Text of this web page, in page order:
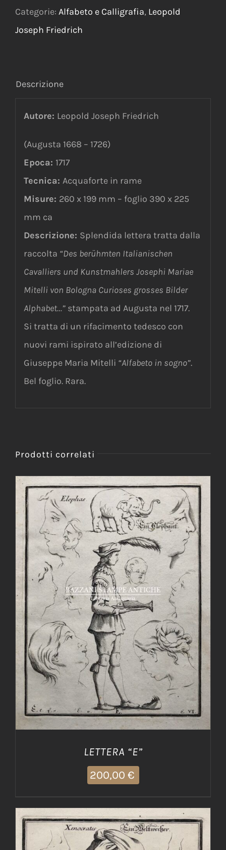
Categorie: Alfabeto e Calligrafia, Leopold
Joseph Friedrich
Descrizione
Autore: Leopold Joseph Friedrich
(Augusta 1668 – 1726)
Epoca: 1717
Tecnica: Acquaforte in rame
Misure: 260 x 199 mm – foglio 390 x 225
mm ca
Descrizione: Splendida lettera tratta dalla
raccolta “Des berühmten Italianischen
Cavalliers und Kunstmahlers Josephi Mariae
Mitelli von Bologna Curioses grosses Bilder
Alphabet…”stampata ad Augusta nel 1717.
Si tratta di un rifacimento tedesco con
nuovi rami ispirato all’edizione di
Giuseppe Maria Mitelli “Alfabeto in sogno”.
Bel foglio. Rara.
Prodotti correlati
AGGIUNGI AL CARRELLO / DETTAGLI
LETTERA “E”
200,00 €